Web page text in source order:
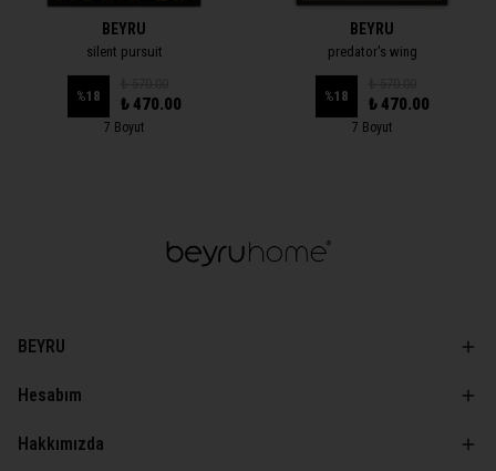
BEYRU
silent pursuit
%18 ₺ 470.00
7 Boyut
BEYRU
predator's wing
%18 ₺ 470.00
7 Boyut
BEYRU
Hesabım
Hakkımızda